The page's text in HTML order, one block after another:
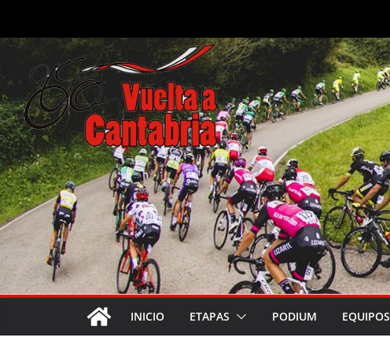
INICIO ETAPAS PODIUM EQUIPOS